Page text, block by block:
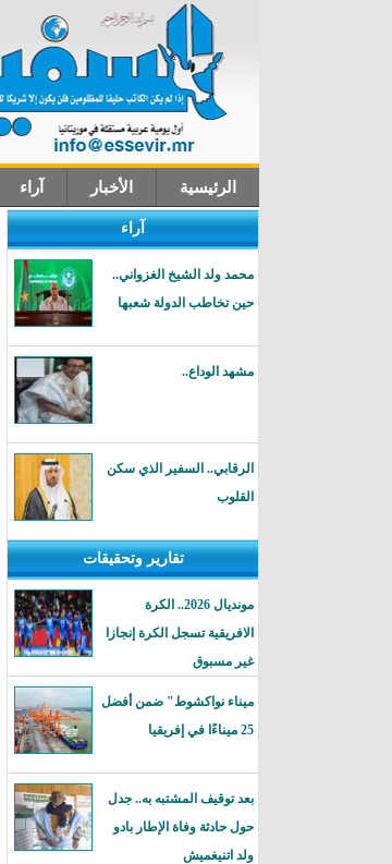
الرئيسية الأخبار آراء
آراء
محمد ولد الشيخ الغزواني..
حين تخاطب الدولة شعبها
مشهد الوداع..
الرقابي.. السفير الذي سكن
القلوب
تقارير وتحقيقات
مونديال 2026.. الكرة
الافريقية تسجل الكرة إنجازا
غير مسبوق
ميناء نواكشوط" ضمن أفضل
25 ميناءًا في إفريقيا
بعد توقيف المشتبه به.. جدل
حول حادثة وفاة الإطار بادو
ولد اتنيغميش